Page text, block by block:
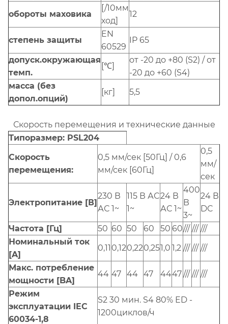
обороты маховика
[/10мм
ход]
12
степень защиты
EN
60529
IP 65
допуск.окружающая
темп.
[℃]
от -20 до +80 (S2) / от
-20 до +60 (S4)
масса (без
допол.опций)
[кг] 5,5
Скорость перемещения и технические данные
Типоразмер: PSL204
Скорость
перемещения:
0,5 мм/сек [50Гц] / 0,6
мм/сек [60Гц]
0,5
мм/
сек
Электропитание [В]
230 В
АС 1~
115 В АС
1~
24 В
АС 1~
400
В
3~
24 В
DC
Частота [Гц] 50 60 50 60 50 60/// /// ///
Номинальный ток
[A]
0,11 0,120,220,251,0 1,2 /// /// ///
Макс. потребление
мощности [BA]
44 47 44 47 4447/// /// ///
Режим
эксплуатации IEC
60034-1,8
S2 30 мин. S4 80% ED -
1200циклов/ч